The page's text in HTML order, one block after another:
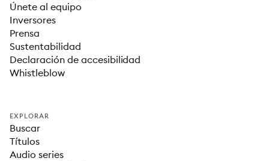
Únete al equipo
Inversores
Prensa
Sustentabilidad
Declaración de accesibilidad
Whistleblow
EXPLORAR
Buscar
Títulos
Audio series